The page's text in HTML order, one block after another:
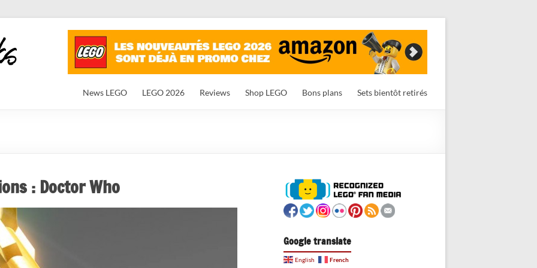
News LEGO LEGO 2026 Reviews Shop LEGO Bons plans Sets bientôt retirés
: Doctor Who
Google translate
English French